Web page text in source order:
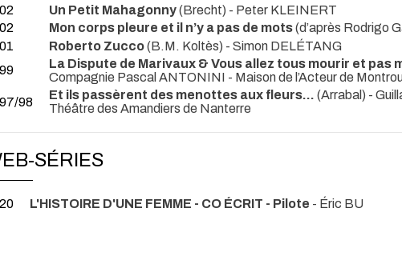
Un Petit Mahagonny(Brecht) - Peter KLEINERT
Mon corps pleure et il n’y a pas de mots(d’après Rodrigo
Roberto Zucco(B.M. Koltès) - Simon DELÉTANG
La Dispute de Marivaux & Vous allez tous mourir et pas
Compagnie Pascal ANTONINI - Maison de l’Acteur de
98
Et ils passèrent des menottes aux fleurs... (Arrabal) -
Théâtre des Amandiers de Nanterre
SÉRIES
L'HISTOIRE D'UNE FEMME - CO ÉCRIT - Pilote - Éric BU